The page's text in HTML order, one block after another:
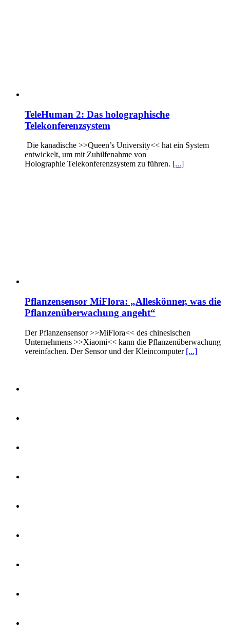
TeleHuman 2: Das holographische
Telekonferenzsystem
Die kanadische >>Queen’s University<< hat ein System
entwickelt, um mit Zuhilfenahme von
Holographie Telekonferenzsystem zu führen. [...]
Pflanzensensor MiFlora: „Alleskönner, was die
Pflanzenüberwachung angeht“
Der Pflanzensensor >>MiFlora<< des chinesischen
Unternehmens >>Xiaomi<< kann die Pflanzenüberwachung
vereinfachen. Der Sensor und der Kleincomputer [...]